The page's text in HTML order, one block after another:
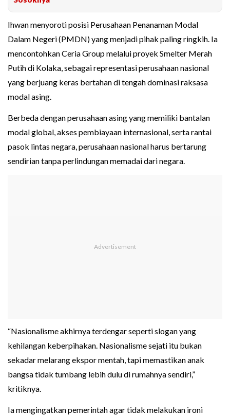
Ihwan menyoroti posisi Perusahaan Penanaman Modal
Dalam Negeri (PMDN) yang menjadi pihak paling ringkih. Ia
mencontohkan Ceria Group melalui proyek Smelter Merah
Putih di Kolaka, sebagai representasi perusahaan nasional
yang berjuang keras bertahan di tengah dominasi raksasa
modal asing.
Berbeda dengan perusahaan asing yang memiliki bantalan
modal global, akses pembiayaan internasional, serta rantai
pasok lintas negara, perusahaan nasional harus bertarung
sendirian tanpa perlindungan memadai dari negara.
“Nasionalisme akhirnya terdengar seperti slogan yang
kehilangan keberpihakan. Nasionalisme sejati itu bukan
sekadar melarang ekspor mentah, tapi memastikan anak
bangsa tidak tumbang lebih dulu di rumahnya sendiri,”
kritiknya.
Ia mengingatkan pemerintah agar tidak melakukan ironi